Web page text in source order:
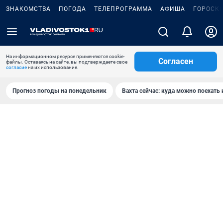
ЗНАКОМСТВА ПОГОДА ТЕЛЕПРОГРАММА АФИША
На информационном ресурсе применяются cookie-
файлы. Оставаясь на сайте, вы подтверждаете свое
согласиена их использование.
Согласен
Прогноз погоды на понедельник Вахта сейчас: куда можно поехать